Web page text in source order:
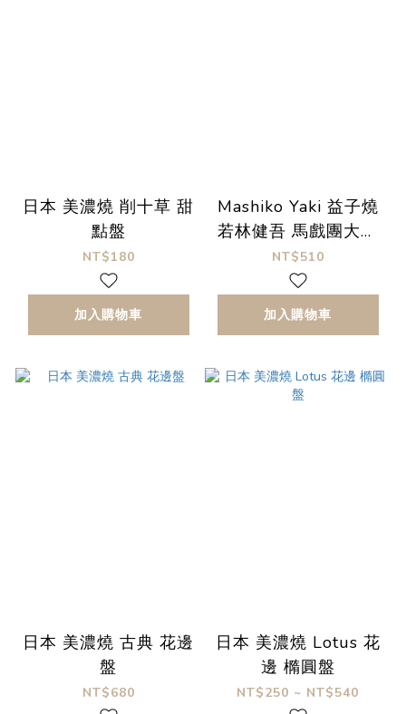
日本 美濃燒 削十草 甜
點盤
NT$180
加入購物車
Mashiko Yaki 益子燒
若林健吾 馬戲團大象
沙拉缽 迷你碗
NT$510
加入購物車
日本 美濃燒 古典 花邊
盤
NT$680
日本 美濃燒 Lotus 花
邊 橢圓盤
NT$250 ~ NT$540